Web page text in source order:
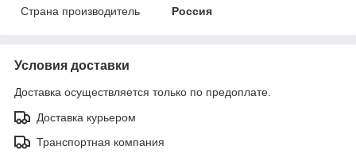
Страна производитель
Россия
Условия доставки
Доставка осуществляется только по предоплате.
Доставка курьером
Транспортная компания